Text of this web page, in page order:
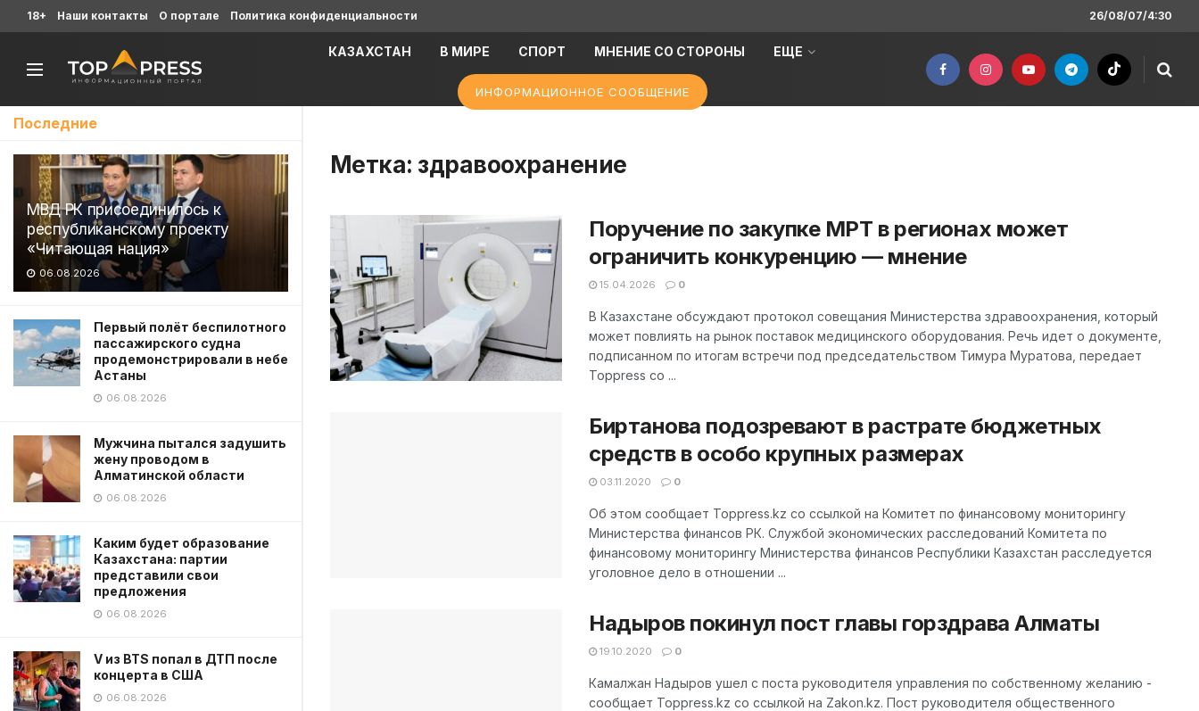
Последние
МВД РК присоединилось к
республиканскому проекту
«Читающая нация»
06.08.2026
Первый полёт беспилотного
пассажирского судна
продемонстрировали в небе
Астаны
06.08.2026
Мужчина пытался задушить
жену проводом в
Алматинской области
06.08.2026
Каким будет образование
Казахстана: партии
представили свои
предложения
06.08.2026
V из BTS попал в ДТП после
концерта в США
06.08.2026
18+ Наши контакты О портале Политика конфиденциальности 26/08/07/4:30
КАЗАХСТАН В МИРЕ СПОРТ МНЕНИЕ СО СТОРОНЫ ЕЩЕ
ИНФОРМАЦИОННОЕ СООБЩЕНИЕ
Метка: здравоохранение
Поручение по закупке МРТ в регионах может
ограничить конкуренцию — мнение
15.04.2026 0
В Казахстане обсуждают протокол совещания Министерства здравоохранения, который
может повлиять на рынок поставок медицинского оборудования. Речь идет о документе,
подписанном по итогам встречи под председательством Тимура Муратова, передает
Toppress со ...
Биртанова подозревают в растрате бюджетных
средств в особо крупных размерах
03.11.2020 0
Об этом сообщает Toppress.kz со ссылкой на Комитет по финансовому мониторингу
Министерства финансов РК. Службой экономических расследований Комитета по
финансовому мониторингу Министерства финансов Республики Казахстан расследуется
уголовное дело в отношении ...
Надыров покинул пост главы горздрава Алматы
19.10.2020 0
Камалжан Надыров ушел с поста руководителя управления по собственному желанию -
сообщает Toppress.kz со ссылкой на Zakon.kz. Пост руководителя общественного